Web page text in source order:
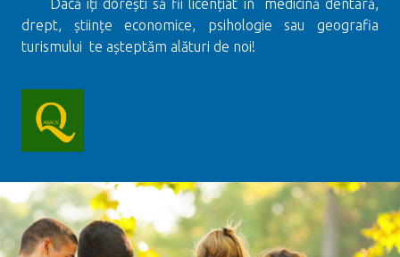
Dacă îți dorești să fii licențiat în medicină dentară,
drept, științe economice, psihologie sau geografia
turismului te așteptăm alături de noi!